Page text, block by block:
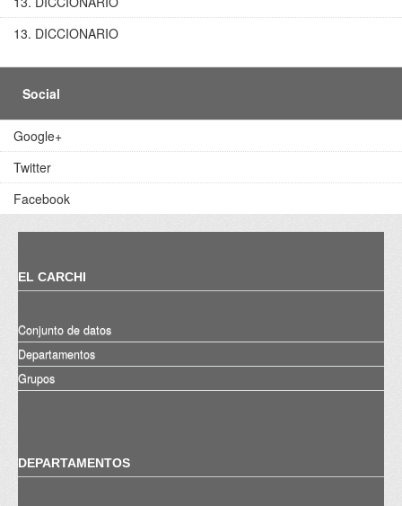
13. DICCIONARIO
Social
Google+
Twitter
Facebook
EL CARCHI
Conjunto de datos
Departamentos
Grupos
DEPARTAMENTOS